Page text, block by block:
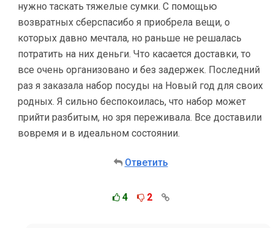
нужно таскать тяжелые сумки. С помощью
возвратных сберспасибо я приобрела вещи, о
которых давно мечтала, но раньше не решалась
потратить на них деньги. Что касается доставки, то
все очень организовано и без задержек. Последний
раз я заказала набор посуды на Новый год для своих
родных. Я сильно беспокоилась, что набор может
прийти разбитым, но зря переживала. Все доставили
вовремя и в идеальном состоянии.
Ответить
4 2